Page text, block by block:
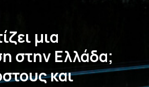
μια
στην Ελλάδα;
και